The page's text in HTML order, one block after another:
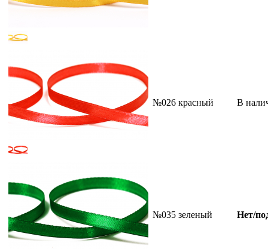
№026 красный В
№035 зеленый Нет/